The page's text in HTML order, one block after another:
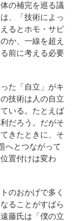
の補完を巡る議
、「技術によっ
るとホモ・サピ
か、一線を超え
前に考える必要
た「自立」がキ
技術は人の自立
いる。たとえば
だろう。だがそ
きたときに、そ
へとつながって
置付けは変わ
のおかげで多く
ることがすばら
藤氏は「僕の立